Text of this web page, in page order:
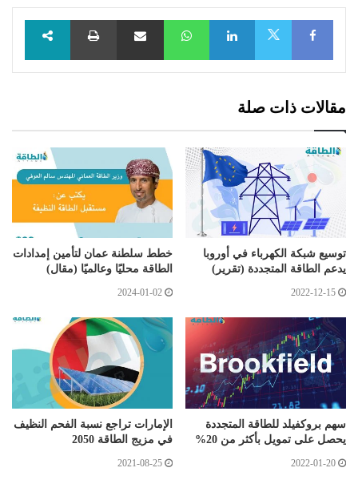
Facebook
LinkedIn
WhatsAppمشاركة عبر البريد طباعة
مقالات ذات صلة
توسيع شبكة الكهرباء في أوروبا
يدعم الطاقة المتجددة (تقرير)
2022-12-15
خطط سلطنة عمان لتأمين إمدادات
الطاقة محليًا وعالميًا (مقال)
2024-01-02
سهم بروكفيلد للطاقة المتجددة
يحصل على تمويل بأكثر من 20%
2022-01-20
الإمارات تراجع نسبة الفحم النظيف
في مزيج الطاقة 2050
2021-08-25